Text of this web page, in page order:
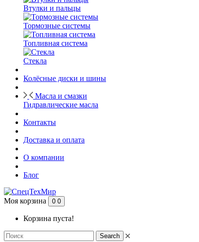
Втулки и пальцы
Тормозные системы
Топливная система
Стекла
Колёсные диски и шины
Масла и смазки
Гидравлические масла
Контакты
Доставка и оплата
О компании
Блог
Моя корзина 0 0
Корзина пуста!
Search